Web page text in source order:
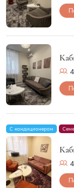
С кондиционером